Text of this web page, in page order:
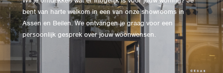
bent van harte welkom in een van onze showrooms in
Assen en Beilen. We ontvangen je graag voor een
persoonlijk gesprek over jouw woonwensen.